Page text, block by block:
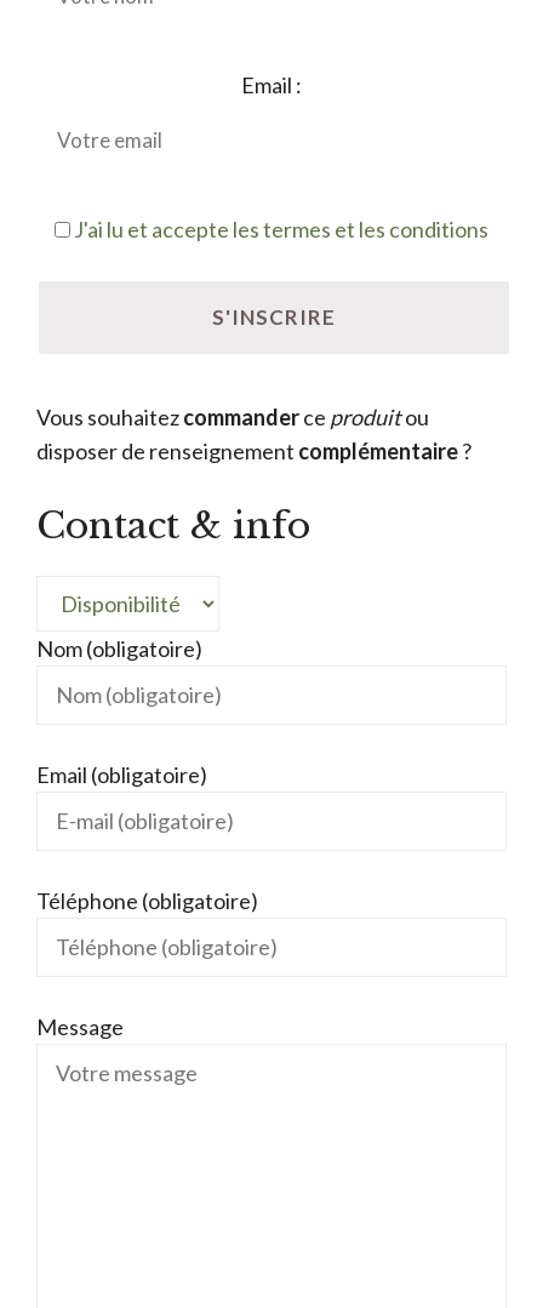
Email :
J'ai lu et accepte les termes et les conditions
Vous souhaitezcommanderce produitou
disposer de renseignement complémentaire?
Contact & info
Nom (obligatoire)
Email (obligatoire)
Téléphone (obligatoire)
Message